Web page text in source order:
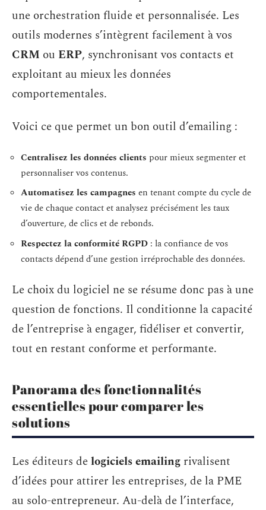
une orchestration fluide et personnalisée. Les
outils modernes s’intègrent facilement à vos
CRM ou ERP, synchronisant vos contacts et
exploitant au mieux les données
comportementales.
Voici ce que permet un bon outil d’emailing :
Centralisez les données clients pour mieux segmenter et
personnaliser vos contenus.
Automatisez les campagnes en tenant compte du cycle de
vie de chaque contact et analysez précisément les taux
d’ouverture, de clics et de rebonds.
Respectez la conformité RGPD : la confiance de vos
contacts dépend d’une gestion irréprochable des données.
Le choix du logiciel ne se résume donc pas à une
question de fonctions. Il conditionne la capacité
de l’entreprise à engager, fidéliser et convertir,
tout en restant conforme et performante.
Panorama des fonctionnalités
essentielles pour comparer les
solutions
Les éditeurs delogiciels emailing rivalisent
d’idées pour attirer les entreprises, de la PME
au solo-entrepreneur. Au-delà de l’interface,